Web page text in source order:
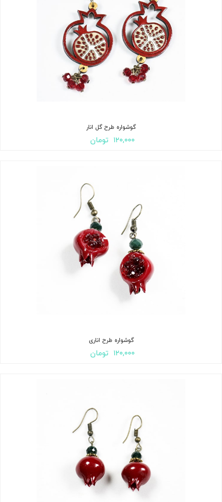
گوشواره طرح گل انار
۱۲۰,۰۰۰ تومان
گوشواره طرح اناری
۱۲۰,۰۰۰ تومان